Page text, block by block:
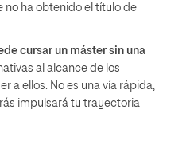
no ha obtenido el título de
cursar un máster sin una
al alcance de los
a ellos. No es una vía rápida,
impulsará tu trayectoria